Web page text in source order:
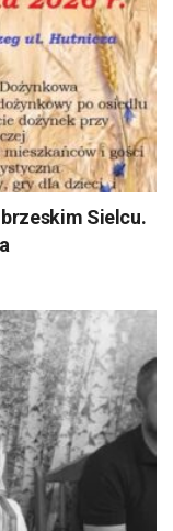
Sielcu.